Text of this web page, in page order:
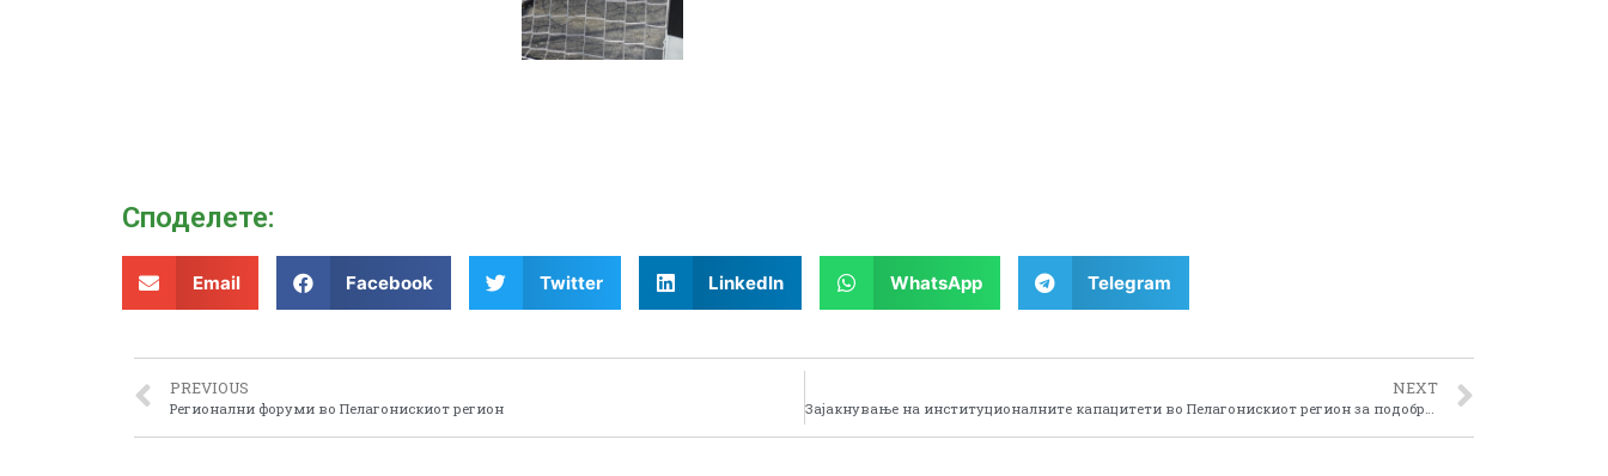
Споделeте:
Email Facebook Twitter LinkedIn WhatsApp Telegram
PREVIOUS
Регионални форуми во Пелагонискиот регион
NEXT
Зајакнување на институционалните капацитети во Пелагонискиот регион за подобрување на социјалните услуги и заштита на животната средина